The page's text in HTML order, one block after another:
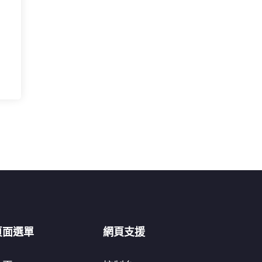
面選單 網頁支援